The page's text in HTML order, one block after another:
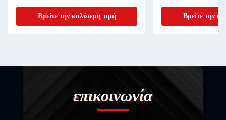
Βρείτε την καλύτερη τιμή Βρείτε την
επικοινωνία